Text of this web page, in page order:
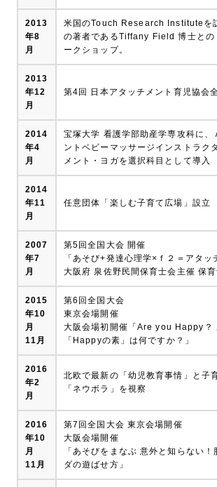
2013
年8
月
米国のTouch Research Instituteを
の著者であるTiffany Field 博士との
ークショップ。
2013
年12
月
第4回 日本アタッチメント育児協会
2014
年4
月
宝塚大学 看護学部助産学専攻科に、
ントベビーマッサージインストラク
メント・ヨガを選択科目として導入
2014
年11
月
任意団体「楽しむ子育て広場」設立
2007
年7
月
第5回全国大会 開催
「あそび+発達心理学×ｆ２＝アタッ
大阪府 泉佐野民間保育士会主催 保
2015
年10
月
11月
第6回全国大会
東京会場開催
大阪会場初開催「Are you Happy？
「Happyの素」は何ですか？」
2016
年2
月
北欧で最新の「幼児教育事情」と子
「ネウボラ」を視察
2016
年10
月
11月
第7回全国大会 東京会場開催
大阪会場開催
「あそびをまなぶ 意外と知らない！
ダの遊ばせ方」